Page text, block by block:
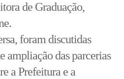
de Graduação,
foram discutidas
ampliação das parcerias
a Prefeitura e a